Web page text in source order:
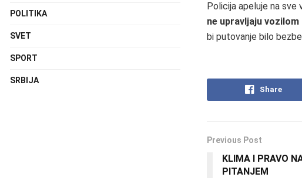
Policija apeluje na sve
ne upravljaju
bi putovanje bilo
Share
Previous Post
KLIMA I PRAVO
PITANJEM
POLITIKA
SVET
SPORT
SRBIJA